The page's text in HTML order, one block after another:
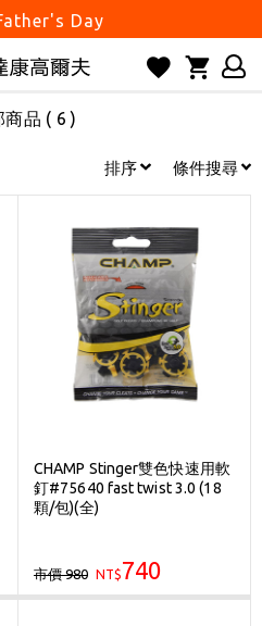
Day
惠實施中
試打日程 已公佈!
路不明連結及優惠
Screen模擬器
分 3 期 0 利率
會員回饋積點
享免運
Day
惠實施中
開始受理報名
不明連結及優惠
Screen模擬器
會員回饋積點
商品 ( 6 )
排序 條件搜尋
CHAMP Stinger雙色快速用軟
釘#75640 fast twist 3.0 (18
顆/包)(全)
市價 980 NT$740